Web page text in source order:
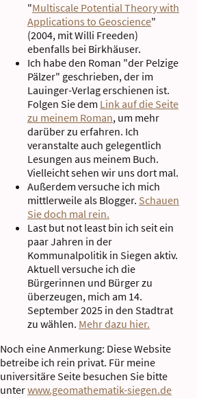
"Multiscale Potential Theory with
Applications to Geoscience"
(2004, mit Willi Freeden)
ebenfalls bei Birkhäuser.
Ich habe den Roman "der Pelzige
Pälzer" geschrieben, der im
Lauinger-Verlag erschienen ist.
Folgen Sie dem Link auf die Seite
zu meinem Roman, um mehr
darüber zu erfahren. Ich
veranstalte auch gelegentlich
Lesungen aus meinem Buch.
Vielleicht sehen wir uns dort mal.
Außerdem versuche ich mich
mittlerweile als Blogger. Schauen
Sie doch mal rein.
Last but not least bin ich seit ein
paar Jahren in der
Kommunalpolitik in Siegen aktiv.
Aktuell versuche ich die
Bürgerinnen und Bürger zu
überzeugen, mich am 14.
September 2025 in den Stadtrat
zu wählen. Mehr dazu hier.
Noch eine Anmerkung: Diese Website
betreibe ich rein privat. Für meine
universitäre Seite besuchen Sie bitte
unterwww.geomathematik-siegen.de